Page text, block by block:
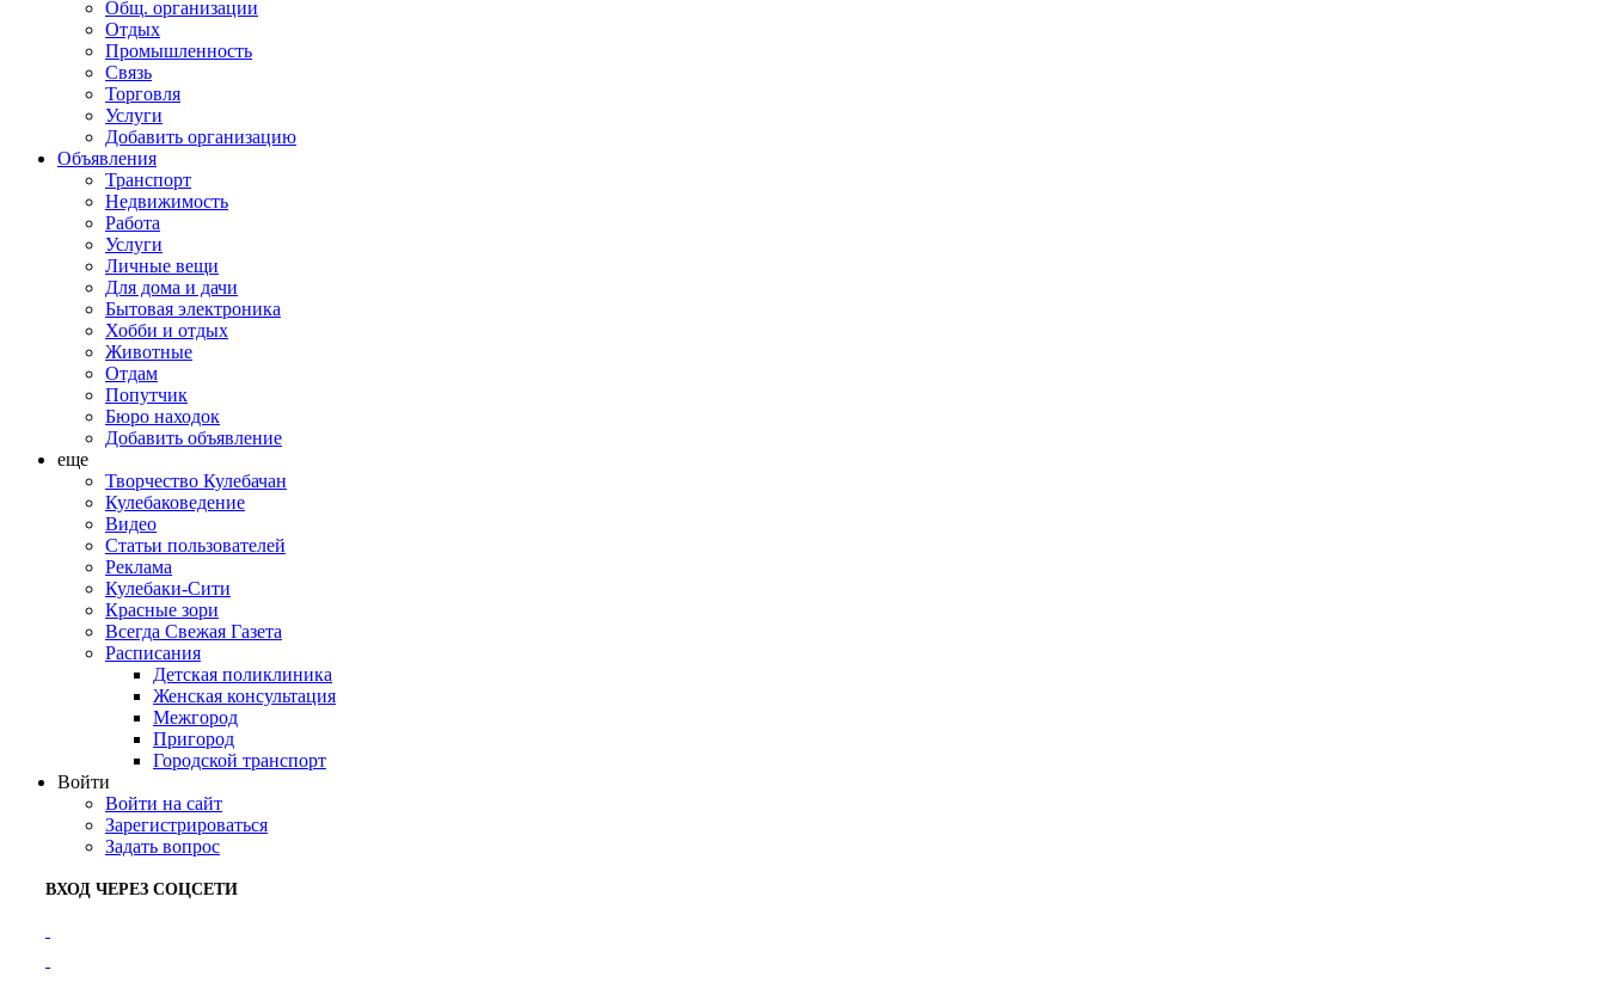
Общ. организации
Отдых
Промышленность
Связь
Торговля
Услуги
Добавить организацию
Объявления
Транспорт
Недвижимость
Работа
Услуги
Личные вещи
Для дома и дачи
Бытовая электроника
Хобби и отдых
Животные
Отдам
Попутчик
Бюро находок
Добавить объявление
еще
Творчество Кулебачан
Кулебаковедение
Видео
Статьи пользователей
Реклама
Кулебаки-Сити
Красные зори
Всегда Свежая Газета
Расписания
Детская поликлиника
Женская консультация
Межгород
Пригород
Городской транспорт
Войти
Войти на сайт
Зарегистрироваться
Задать вопрос
ВХОД ЧЕРЕЗ СОЦСЕТИ